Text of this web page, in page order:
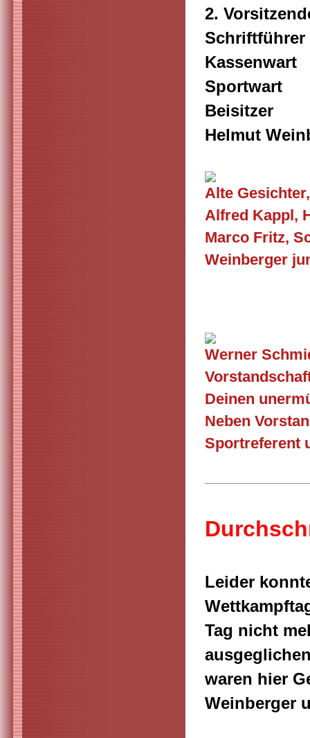
2.
Sportwart
Beisitzer
Helmut
Alte
Alfred Kappl,
Marco Fritz,
Weinberger
Werner
Deinen
Neben
Sportreferent
Leider
Tag nicht
waren hier
Weinberger